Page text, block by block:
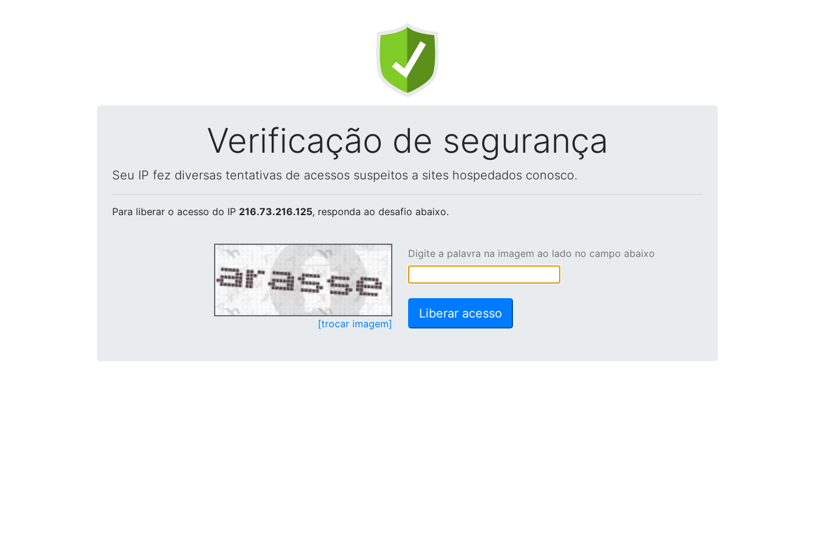
Verificação de segurança
Seu IP fez diversas tentativas de acessos suspeitos a sites hospedados conosco.
Para liberar o acesso do IP 216.73.216.125, responda ao desafio abaixo.
[trocar imagem]
Digite a palavra na imagem ao lado no campo abaixo